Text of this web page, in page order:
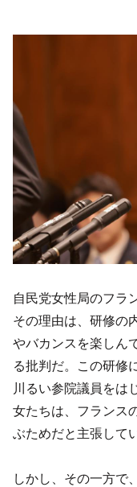
自民党女性局のフラ
その理由は、研修の
やバカンスを楽しん
る批判だ。この研修
川るい参院議員をは
女たちは、フランス
ぶためだと主張して
しかし、その一方で